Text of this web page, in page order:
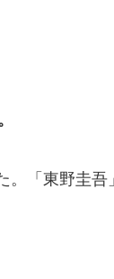
「東野圭